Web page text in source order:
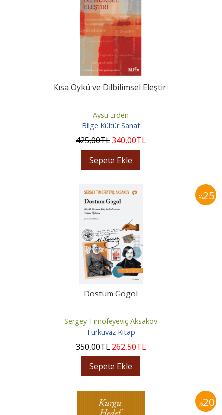
Kısa Öykü ve Dilbilimsel Eleştiri
Aysu Erden
Bilge Kültür Sanat
425,00TL340,00TL
Sepete Ekle
%25
Dostum Gogol
Sergey Timofeyeviç Aksakov
Turkuvaz Kitap
350,00TL 262,50TL
Sepete Ekle
%20